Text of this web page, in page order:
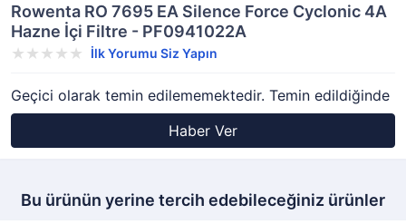
Rowenta RO 7695 EA Silence Force Cyclonic 4A
Hazne İçi Filtre - PF0941022A
İlk Yorumu Siz Yapın
Geçici olarak temin edilememektedir. Temin edildiğinde
Haber Ver
Bu ürünün yerine tercih edebileceğiniz ürünler